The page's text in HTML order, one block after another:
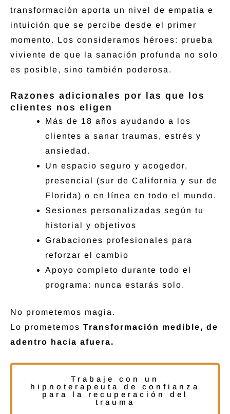
transformación aporta un nivel de empatía e
intuición que se percibe desde el primer
momento. Los consideramos héroes: prueba
viviente de que la sanación profunda no solo
es posible, sino también poderosa.
Razones adicionales por las que los
clientes nos eligen
Más de 18 años ayudando a los
clientes a sanar traumas, estrés y
ansiedad.
Un espacio seguro y acogedor,
presencial (sur de California y sur de
Florida) o en línea en todo el mundo.
Sesiones personalizadas según tu
historial y objetivos
Grabaciones profesionales para
reforzar el cambio
Apoyo completo durante todo el
programa: nunca estarás solo.
No prometemos magia.
Lo prometemos Transformación medible, de
adentro hacia afuera.
Trabaje con un
hipnoterapeuta de confianza
para la recuperación del
trauma